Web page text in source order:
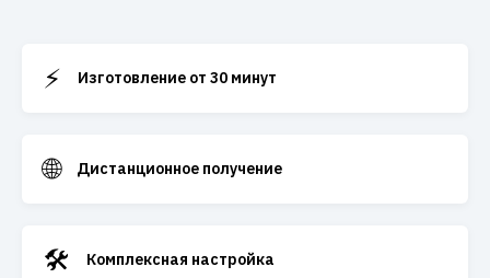
⚡ Изготовление от 30 минут
🌐 Дистанционное получение
🛠️ Комплексная настройка